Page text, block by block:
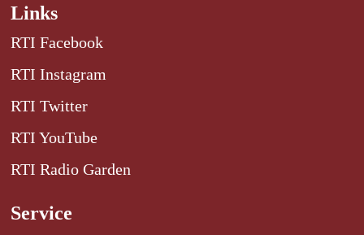
Links
RTI Facebook
RTI Instagram
RTI Twitter
RTI YouTube
RTI Radio Garden
Service